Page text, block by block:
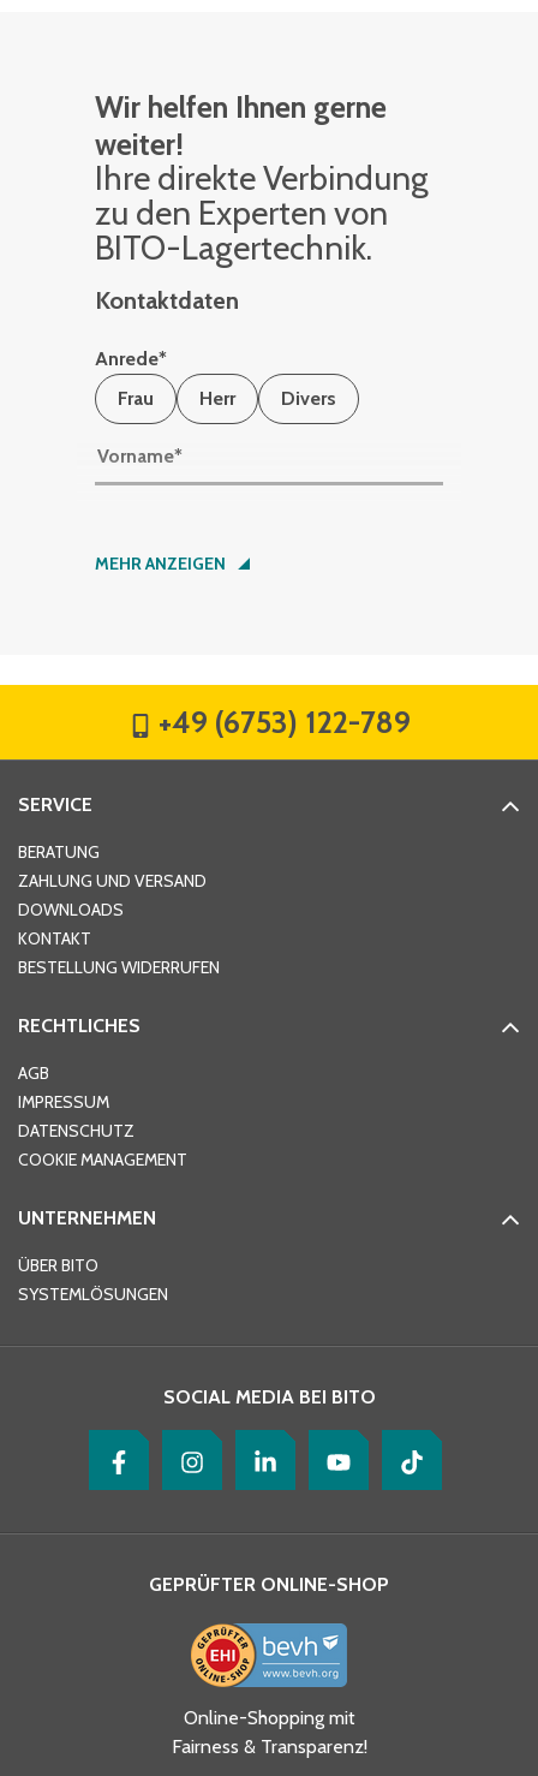
Wir helfen Ihnen gerne
weiter!
Ihre di­rek­te Ver­bin­dung
zu den Ex­per­ten von
BITO-La­ger­tech­nik.
Kontaktdaten
Anrede*
Frau
Herr Divers
Vorname*
Nachname*
Hausnummer
Ort*
Telefon
Ja, ich habe die
Datenschutzhinweise gelesen
und akzeptiere diese.
MEHR ANZEIGEN
+49 (6753) 122-789
SERVICE
BERATUNG
ZAHLUNG UND VERSAND
DOWNLOADS
KONTAKT
BESTELLUNG WIDERRUFEN
RECHTLICHES
AGB
IMPRESSUM
DATENSCHUTZ
COOKIE MANAGEMENT
UNTERNEHMEN
ÜBER BITO
SYSTEMLÖSUNGEN
SOCIAL MEDIA BEI BITO
GEPRÜFTER ONLINE-SHOP
Online-Shopping mit
Fairness & Transparenz!